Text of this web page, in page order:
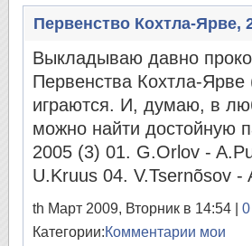
Первенство Кохтла-Ярве,
Выкладываю давно
Первенства Кохтла-Ярве
играются. И, думаю, в
можно найти достойную
2005 (3) 01. G.Orlov -
U.Kruus 04. V.Tsernõsov
th Март 2009, Вторник в 14:54 |
Категории:Комментарии мои